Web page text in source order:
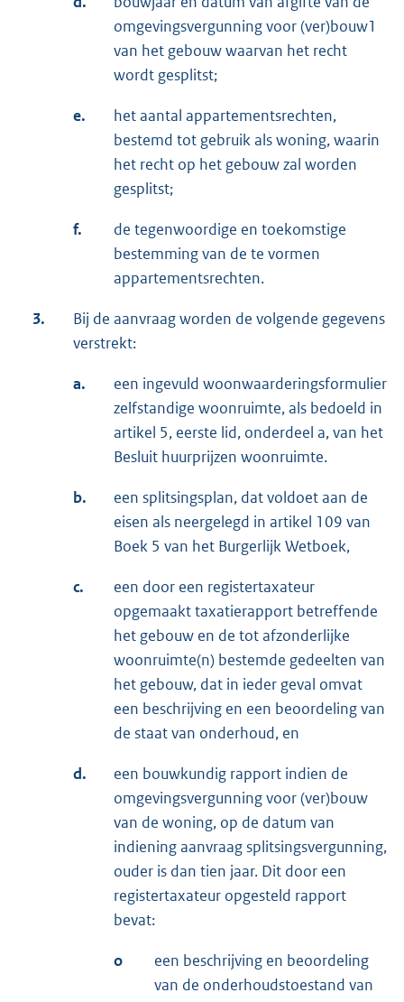
omgevingsvergunning voor (ver)bouw1
van het gebouw waarvan het recht
wordt gesplitst;
e.
het aantal appartementsrechten,
bestemd tot gebruik als woning, waarin
het recht op het gebouw zal worden
gesplitst;
f.
de tegenwoordige en toekomstige
bestemming van de te vormen
appartementsrechten.
3.
Bij de aanvraag worden de volgende gegevens
verstrekt:
a.
een ingevuld woonwaarderingsformulier
zelfstandige woonruimte, als bedoeld in
artikel 5, eerste lid, onderdeel a, van het
Besluit huurprijzen woonruimte.
b.
een splitsingsplan, dat voldoet aan de
eisen als neergelegd in artikel 109 van
Boek 5 van het Burgerlijk Wetboek,
c.
een door een registertaxateur
opgemaakt taxatierapport betreffende
het gebouw en de tot afzonderlijke
woonruimte(n) bestemde gedeelten van
het gebouw, dat in ieder geval omvat
een beschrijving en een beoordeling van
de staat van onderhoud, en
d.
een bouwkundig rapport indien de
omgevingsvergunning voor (ver)bouw
van de woning, op de datum van
indiening aanvraag splitsingsvergunning,
ouder is dan tien jaar. Dit door een
registertaxateur opgesteld rapport
bevat:
o
een beschrijving en beoordeling
van de onderhoudstoestand van